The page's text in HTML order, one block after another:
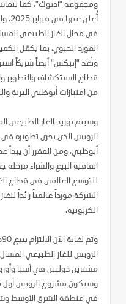
في مجال الغاز الطبيعي
المورد الحيوي، بما يكمّل
وتُعد "إنبكس" أيضاً شريكاً
قطاع الاستكشاف والتطوير
من امتيازات أبوظبي البرية
وسيتم توريد الغاز
الرويس الذي يجري تطويره
اتفاقية البيع والشراء
للتوسع العالمي في قطاع
الشركة مورداً عالمياً رائداً
الكربونية.
مشترين دوليين في آسيا
وسيكون مشروع الرويس أول
في منطقة الشرق الأوسط